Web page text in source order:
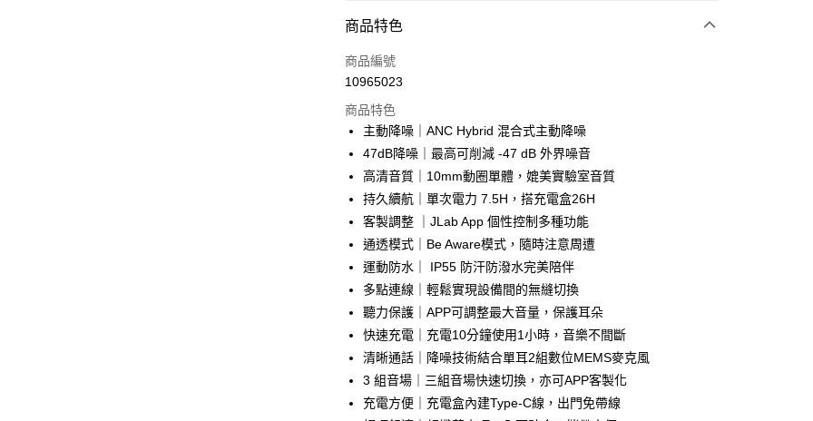
街口支付
悠遊付
ATM付款
運送方式
付款後全家取貨
免運費
付款後7-11取貨
免運費
宅配
每筆NT$130，滿NT$399(含以上)免運費
商品特色
商品編號
10965023
商品特色
主動降噪｜ANC Hybrid 混合式主動降噪
47dB降噪｜最高可削減 -47 dB 外界噪音
高清音質｜10mm動圈單體，媲美實驗室音質
持久續航｜單次電力 7.5H，搭充電盒26H
客製調整 ｜JLab App 個性控制多種功能
通透模式｜Be Aware模式，隨時注意周遭
運動防水｜ IP55 防汗防潑水完美陪伴
多點連線｜輕鬆實現設備間的無縫切換
聽力保護｜APP可調整最大音量，保護耳朵
快速充電｜充電10分鐘使用1小時，音樂不間斷
清晰通話｜降噪技術結合單耳2組數位MEMS麥克風
3 組音場｜三組音場快速切換，亦可APP客製化
充電方便｜充電盒內建Type-C線，出門免帶線